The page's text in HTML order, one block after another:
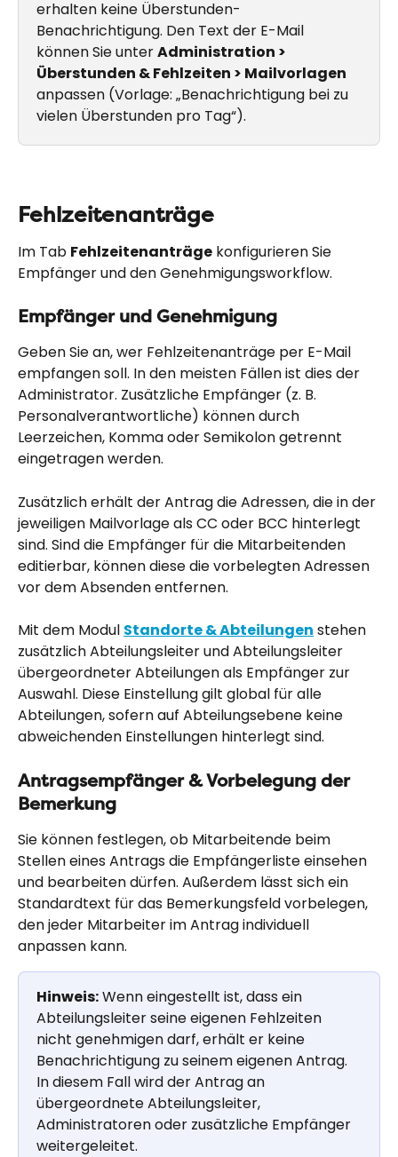
erhalten keine Überstunden-
Benachrichtigung. Den Text der E-Mail
können Sie unter Administration >
Überstunden & Fehlzeiten > Mailvorlagen
anpassen (Vorlage: „Benachrichtigung bei zu
vielen Überstunden pro Tag“).
Fehlzeitenanträge
Im Tab Fehlzeitenanträge konfigurieren Sie
Empfänger und den Genehmigungsworkflow.
Empfänger und Genehmigung
Geben Sie an, wer Fehlzeitenanträge per E-Mail
empfangen soll. In den meisten Fällen ist dies der
Administrator. Zusätzliche Empfänger (z. B.
Personalverantwortliche) können durch
Leerzeichen, Komma oder Semikolon getrennt
eingetragen werden.
Zusätzlich erhält der Antrag die Adressen, die in der
jeweiligen Mailvorlage als CC oder BCC hinterlegt
sind. Sind die Empfänger für die Mitarbeitenden
editierbar, können diese die vorbelegten Adressen
vor dem Absenden entfernen.
Mit dem Modul Standorte & Abteilungen stehen
zusätzlich Abteilungsleiter und Abteilungsleiter
übergeordneter Abteilungen als Empfänger zur
Auswahl. Diese Einstellung gilt global für alle
Abteilungen, sofern auf Abteilungsebene keine
abweichenden Einstellungen hinterlegt sind.
Antragsempfänger & Vorbelegung der
Bemerkung
Sie können festlegen, ob Mitarbeitende beim
Stellen eines Antrags die Empfängerliste einsehen
und bearbeiten dürfen. Außerdem lässt sich ein
Standardtext für das Bemerkungsfeld vorbelegen,
den jeder Mitarbeiter im Antrag individuell
anpassen kann.
Hinweis: Wenn eingestellt ist, dass ein
Abteilungsleiter seine eigenen Fehlzeiten
nicht genehmigen darf, erhält er keine
Benachrichtigung zu seinem eigenen Antrag.
In diesem Fall wird der Antrag an
übergeordnete Abteilungsleiter,
Administratoren oder zusätzliche Empfänger
weitergeleitet.